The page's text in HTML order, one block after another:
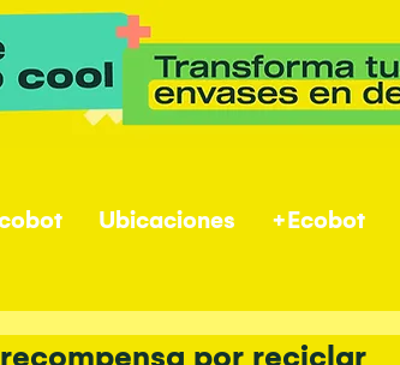
Ubicaciones +Ecobot
por reciclar